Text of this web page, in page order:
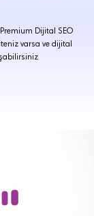
Dijital SEO
varsa ve dijital